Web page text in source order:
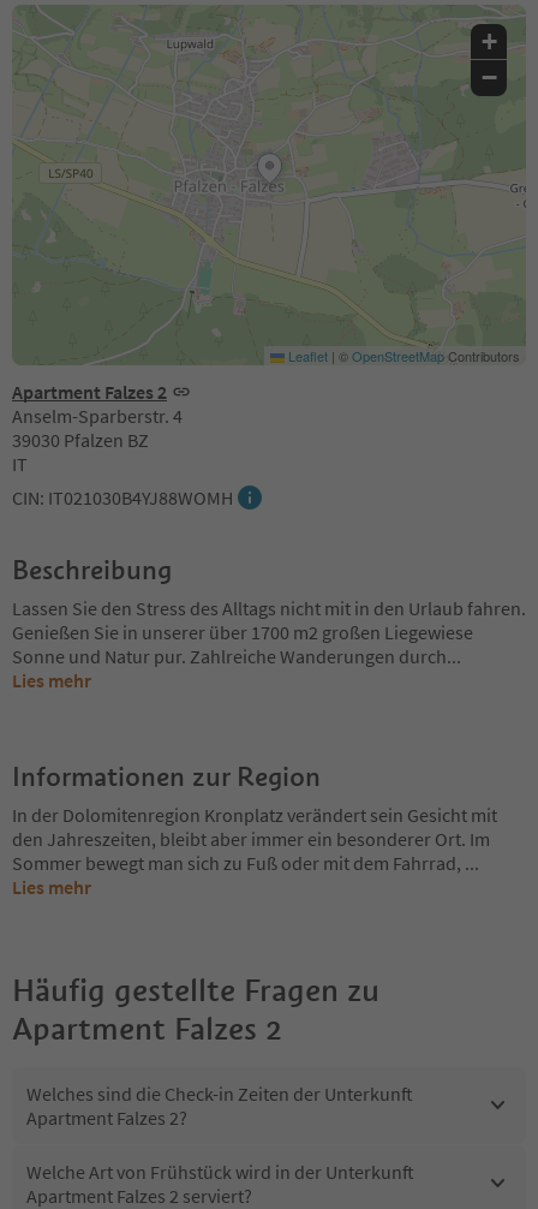
Apartment Falzes 2
Anselm-Sparberstr. 4
39030 Pfalzen BZ
IT
CIN: IT021030B4YJ88WOMH
+
−
Leaflet | ©OpenStreetMapContributors
Beschreibung
Lassen Sie den Stress des Alltags nicht mit in den Urlaub fahren.
Genießen Sie in unserer über 1700 m2 großen Liegewiese
Sonne und Natur pur. Zahlreiche Wanderungen durch...
Lies mehr
Informationen zur Region
In der Dolomitenregion Kronplatz verändert sein Gesicht mit
den Jahreszeiten, bleibt aber immer ein besonderer Ort. Im
Sommer bewegt man sich zu Fuß oder mit dem Fahrrad, ...
Lies mehr
Häufig gestellte Fragen zu
Apartment Falzes 2
Welches sind die Check-in Zeiten der Unterkunft
Apartment Falzes 2?
Welche Art von Frühstück wird in der Unterkunft
Apartment Falzes 2 serviert?